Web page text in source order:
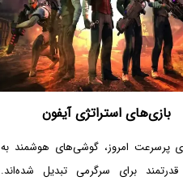
بازی‌های استراتژی آیفون
پرسرعت امروز، گوشی‌های هوشمند به
قدرتمند برای سرگرمی تبدیل شده‌اند.